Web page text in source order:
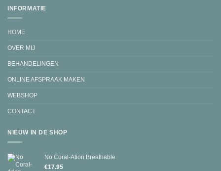
INFORMATIE
HOME
OVER MIJ
BEHANDELINGEN
ONLINE AFSPRAAK MAKEN
WEBSHOP
CONTACT
NIEUW IN DE SHOP
No Coral-Ation Breathable
€17.95